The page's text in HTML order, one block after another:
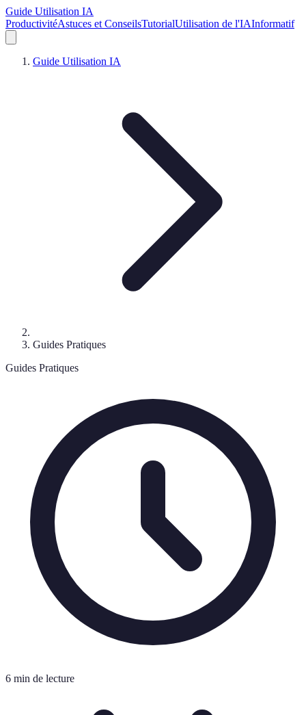
Guide Utilisation IA
ProductivitéAstuces et ConseilsTutorialUtilisation de l'IAInformatif
Guide Utilisation IA
Guides Pratiques
Guides Pratiques
6 min de lecture